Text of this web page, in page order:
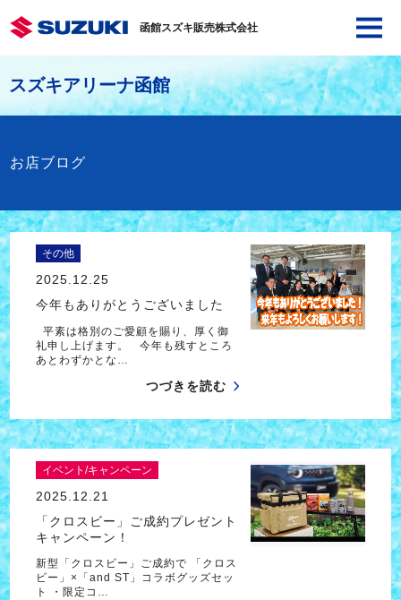
函館スズキ販売株式会社
スズキアリーナ函館
お店ブログ
その他
2025.12.25
今年もありがとうございました
平素は格別のご愛顧を賜り、厚く御
礼申し上げます。 今年も残すところ
あとわずかとな…
つづきを読む
イベント/キャンペーン
2025.12.21
「クロスビー」ご成約プレゼント
キャンペーン！
新型「クロスビー」ご成約で 「クロス
ビー」×「and ST」コラボグッズセッ
ト ・限定コ…